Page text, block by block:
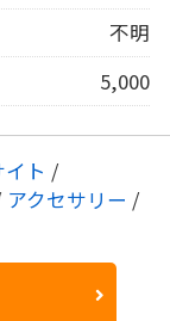
不明
5,000
イト /
アクセサリー /